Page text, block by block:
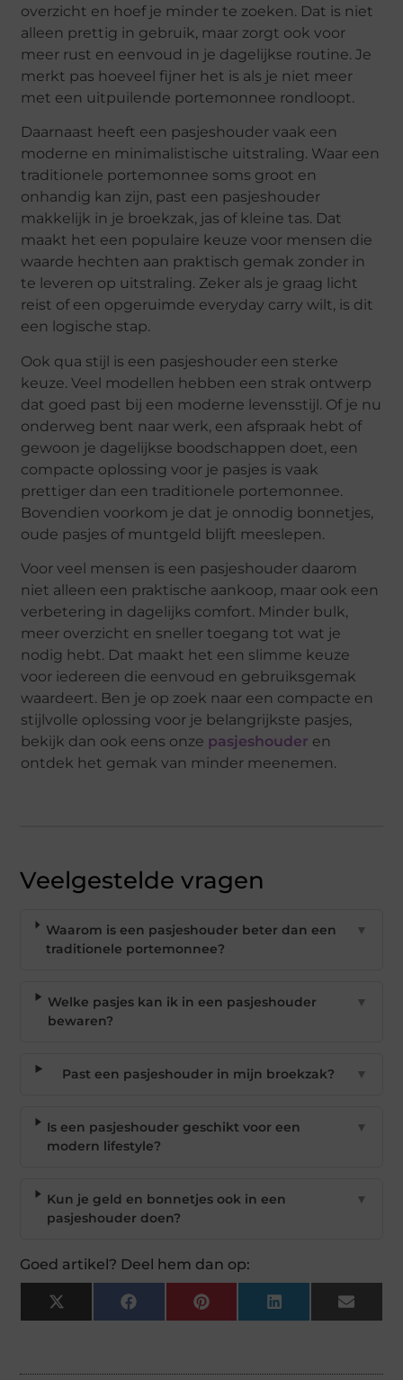
overzicht en hoef je minder te zoeken. Dat is niet
alleen prettig in gebruik, maar zorgt ook voor
meer rust en eenvoud in je dagelijkse routine. Je
merkt pas hoeveel fijner het is als je niet meer
met een uitpuilende portemonnee rondloopt.
Daarnaast heeft een pasjeshouder vaak een
moderne en minimalistische uitstraling. Waar een
traditionele portemonnee soms groot en
onhandig kan zijn, past een pasjeshouder
makkelijk in je broekzak, jas of kleine tas. Dat
maakt het een populaire keuze voor mensen die
waarde hechten aan praktisch gemak zonder in
te leveren op uitstraling. Zeker als je graag licht
reist of een opgeruimde everyday carry wilt, is dit
een logische stap.
Ook qua stijl is een pasjeshouder een sterke
keuze. Veel modellen hebben een strak ontwerp
dat goed past bij een moderne levensstijl. Of je nu
onderweg bent naar werk, een afspraak hebt of
gewoon je dagelijkse boodschappen doet, een
compacte oplossing voor je pasjes is vaak
prettiger dan een traditionele portemonnee.
Bovendien voorkom je dat je onnodig bonnetjes,
oude pasjes of muntgeld blijft meeslepen.
Voor veel mensen is een pasjeshouder daarom
niet alleen een praktische aankoop, maar ook een
verbetering in dagelijks comfort. Minder bulk,
meer overzicht en sneller toegang tot wat je
nodig hebt. Dat maakt het een slimme keuze
voor iedereen die eenvoud en gebruiksgemak
waardeert. Ben je op zoek naar een compacte en
stijlvolle oplossing voor je belangrijkste pasjes,
bekijk dan ook eens onze pasjeshouder en
ontdek het gemak van minder meenemen.
Veelgestelde vragen
Waarom is een pasjeshouder beter dan een
traditionele portemonnee?
▼
Welke pasjes kan ik in een pasjeshouder
bewaren?
▼
Past een pasjeshouder in mijn broekzak? ▼
Is een pasjeshouder geschikt voor een
modern lifestyle?
▼
Kun je geld en bonnetjes ook in een
pasjeshouder doen?
▼
Goed artikel? Deel hem dan op:
X
(Twitter)
Facebook Pinterest LinkedIn Email